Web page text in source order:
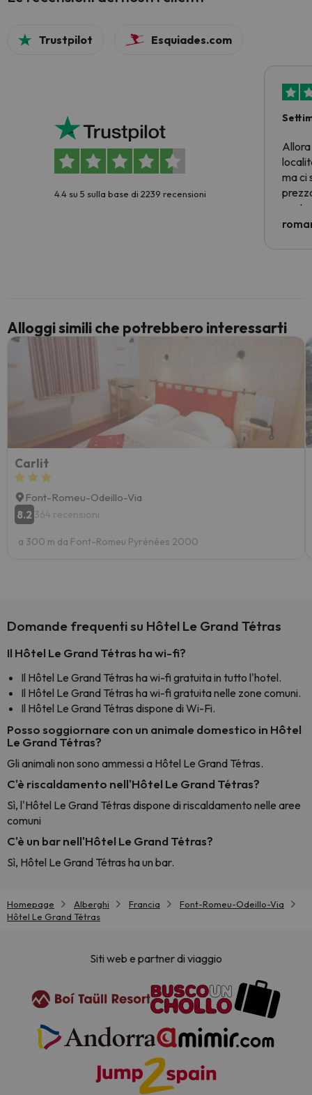
Trustpilot Esquiades.com
4.4 su 5 sulla base di 2239 recensioni
Allora
ma ci
Alloggi simili che potrebbero interessarti
Carlit
Font-Romeu-Odeillo-Via
8.2 364 recensioni
a 300 m da Font-Romeu Pyrénées 2000
Domande frequenti su Hôtel Le Grand Tétras
Il Hôtel Le Grand Tétras ha wi-fi?
Il Hôtel Le Grand Tétras ha wi-fi gratuita in tutto l'hotel.
Il Hôtel Le Grand Tétras ha wi-fi gratuita nelle zone comuni.
Il Hôtel Le Grand Tétras dispone di Wi-Fi.
Posso soggiornare con un animale domestico in Hôtel
Le Grand Tétras?
Gli animali non sono ammessi a Hôtel Le Grand Tétras.
C'è riscaldamento nell'Hôtel Le Grand Tétras?
Sì, l'Hôtel Le Grand Tétras dispone di riscaldamento nelle aree
comuni
C'è un bar nell'Hôtel Le Grand Tétras?
Sì, Hôtel Le Grand Tétras ha un bar.
Homepage Alberghi Francia
Font-Romeu-Odeillo-Via
Hôtel Le Grand Tétras
Siti web e partner di viaggio